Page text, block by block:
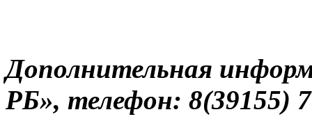
Дополнительная
РБ», телефон: 8(39155)